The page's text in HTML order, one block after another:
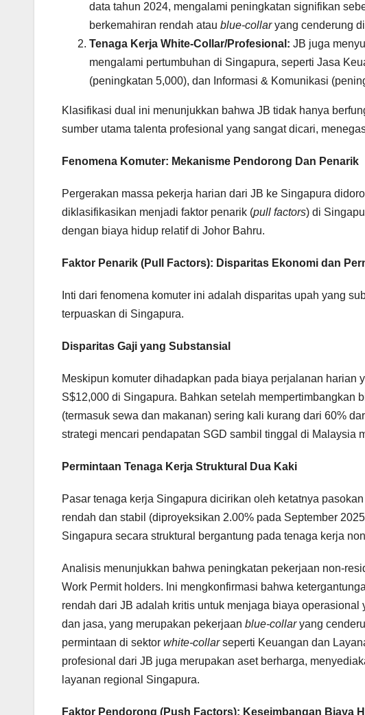
data tahun 2024, mengalami peningkatan signifikan
berkemahiran rendah atau blue-collaryang cenderung
Tenaga Kerja White-Collar/Profesional: JB juga
mengalami pertumbuhan di Singapura, seperti Jasa
(peningkatan 5,000), dan Informasi & Komunikasi
Klasifikasi dual ini menunjukkan bahwa JB tidak hanya
sumber utama talenta profesional yang sangat dicari,
Fenomena Komuter: Mekanisme Pendorong Dan Penarik
Pergerakan massa pekerja harian dari JB ke Singapura
diklasifikasikan menjadi faktor penarik (pull factors) di
dengan biaya hidup relatif di Johor Bahru.
Faktor Penarik (Pull Factors): Disparitas Ekonomi dan
Inti dari fenomena komuter ini adalah disparitas upah yang
terpuaskan di Singapura.
Disparitas Gaji yang Substansial
Meskipun komuter dihadapkan pada biaya perjalanan
S$12,000 di Singapura. Bahkan setelah mempertimbangkan
(termasuk sewa dan makanan) sering kali kurang dari 60%
strategi mencari pendapatan SGD sambil tinggal di Malaysia
Permintaan Tenaga Kerja Struktural Dua Kaki
Pasar tenaga kerja Singapura dicirikan oleh ketatnya
rendah dan stabil (diproyeksikan 2.00% pada September
Singapura secara struktural bergantung pada tenaga kerja
Analisis menunjukkan bahwa peningkatan pekerjaan non-
Work Permit holders. Ini mengkonfirmasi bahwa
rendah dari JB adalah kritis untuk menjaga biaya
dan jasa, yang merupakan pekerjaan blue-collaryang
permintaan di sektor white-collarseperti Keuangan dan
profesional dari JB juga merupakan aset berharga,
layanan regional Singapura.
Faktor Pendorong (Push Factors): Keseimbangan Biaya